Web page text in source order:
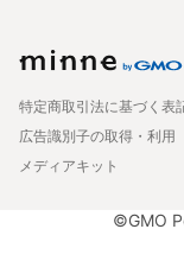
特定商取引法に基づく表
広告識別子の取得・利用
メディアキット
©GMO